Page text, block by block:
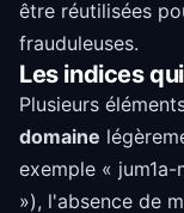
être réutilisées
frauduleuses.
Les indices
Plusieurs
domaine
exemple «
»), l'absence de